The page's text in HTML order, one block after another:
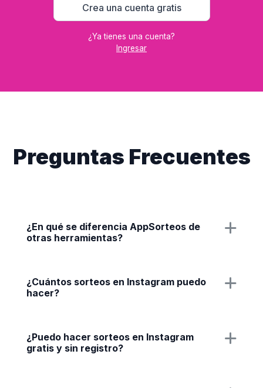
Crea una cuenta gratis
¿Ya tienes una cuenta?
Ingresar
Preguntas Frecuentes
¿En qué se diferencia AppSorteos de
otras herramientas?
¿Cuántos sorteos en Instagram puedo
hacer?
¿Puedo hacer sorteos en Instagram
gratis y sin registro?